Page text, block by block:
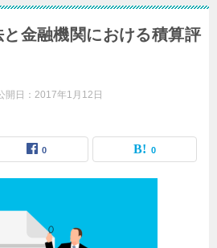
金融機関における積算評
開日： 2017年1月12日
0 0